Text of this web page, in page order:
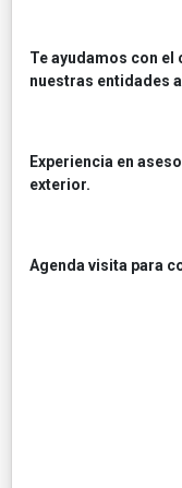
Te ayudamos con
nuestras entidades
Experiencia en
exterior.
Agenda visita para